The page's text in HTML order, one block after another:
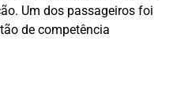
Um dos passageiros foi
de competência